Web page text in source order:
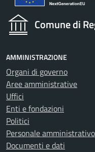
Comune di
AMMINISTRAZIONE
Organi di governo
Aree amministrative
Uffici
Enti e fondazioni
Politici
Personale amministrativo
Documenti e dati